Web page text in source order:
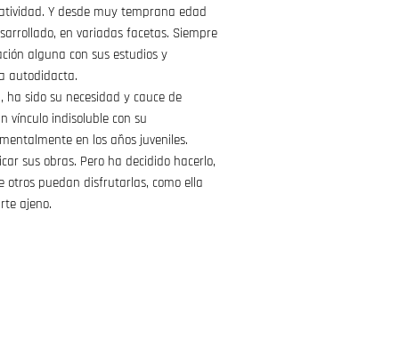
Y desde muy temprana edad
en variadas facetas. Siempre
alguna con sus estudios y
autodidacta.
ha sido su necesidad y cauce de
vínculo indisoluble con su
en los años juveniles.
sus obras. Pero ha decidido hacerlo,
otros puedan disfrutarlas, como ella
ajeno.